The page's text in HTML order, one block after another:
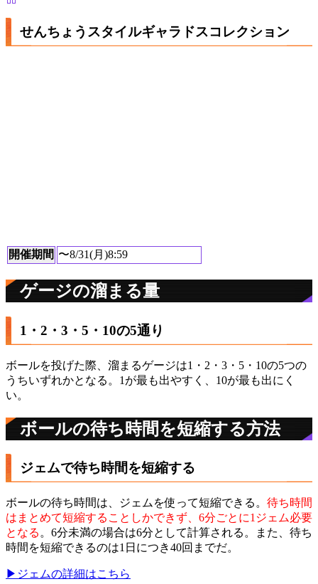
せんちょうスタイルギャラドスコレクション
開催期間 〜8/31(月)8:59
ゲージの溜まる量
1・2・3・5・10の5通り
ボールを投げた際、溜まるゲージは1・2・3・5・10の5つの
うちいずれかとなる。1が最も出やすく、10が最も出にく
い。
ボールの待ち時間を短縮する方法
ジェムで待ち時間を短縮する
ボールの待ち時間は、ジェムを使って短縮できる。 待ち時間
はまとめて短縮することしかできず、6分ごとに1ジェム必要
となる 。6分未満の場合は6分として計算される。また、待ち
時間を短縮できるのは1日につき40回までだ。
▶︎ジェムの詳細はこちら